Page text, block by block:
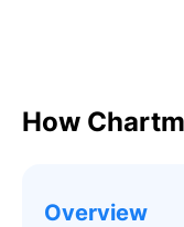
How
Overview